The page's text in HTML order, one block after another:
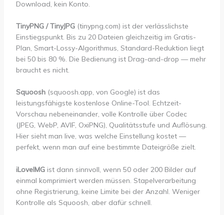
Download, kein Konto.
TinyPNG / TinyJPG(tinypng.com) ist der verlässlichste
Einstiegspunkt. Bis zu 20 Dateien gleichzeitig im Gratis-
Plan, Smart-Lossy-Algorithmus, Standard-Reduktion liegt
bei 50 bis 80 %. Die Bedienung ist Drag-and-drop — mehr
braucht es nicht.
Squoosh(squoosh.app, von Google) ist das
leistungsfähigste kostenlose Online-Tool. Echtzeit-
Vorschau nebeneinander, volle Kontrolle über Codec
(JPEG, WebP, AVIF, OxiPNG), Qualitätsstufe und Auflösung.
Hier sieht man live, was welche Einstellung kostet —
perfekt, wenn man auf eine bestimmte Dateigröße zielt.
iLoveIMGist dann sinnvoll, wenn 50 oder 200 Bilder auf
einmal komprimiert werden müssen. Stapelverarbeitung
ohne Registrierung, keine Limite bei der Anzahl. Weniger
Kontrolle als Squoosh, aber dafür schnell.